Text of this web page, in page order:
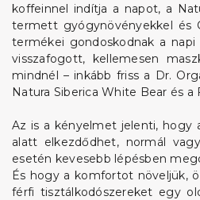
koffeinnel indítja a napot, a
termett gyógynövényekkel és
termékei gondoskodnak a napi
visszafogott, kellemesen
mindnél – inkább friss a Dr.
Natura Siberica White Bear és a
Az is a kényelmet jelenti, hogy
alatt elkezdődhet, normál
esetén kevesebb lépésben
És hogy a komfortot növeljük,
férfi tisztálkodószereket egy